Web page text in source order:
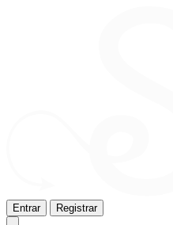
Entrar Registrar